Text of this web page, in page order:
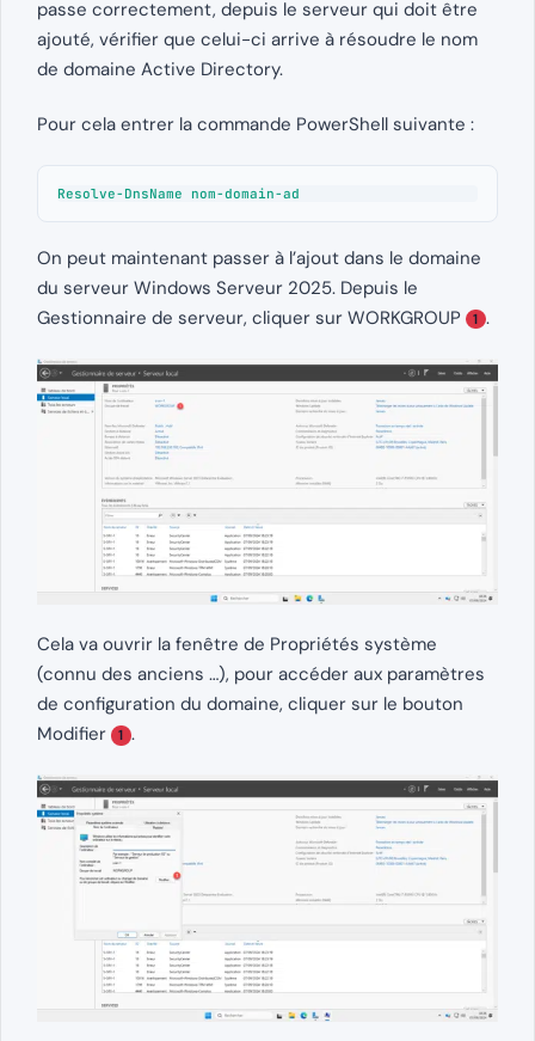
passe correctement, depuis le serveur qui doit être
ajouté, vérifier que celui-ci arrive à résoudre le nom
de domaine Active Directory.
Pour cela entrer la commande PowerShell suivante :
Resolve-DnsName nom-domain-ad
On peut maintenant passer à l’ajout dans le domaine
du serveur Windows Serveur 2025. Depuis le
Gestionnaire de serveur, cliquer sur WORKGROUP
1 .
Cela va ouvrir la fenêtre de Propriétés système
(connu des anciens …), pour accéder aux paramètres
de configuration du domaine, cliquer sur le bouton
Modifier
1 .